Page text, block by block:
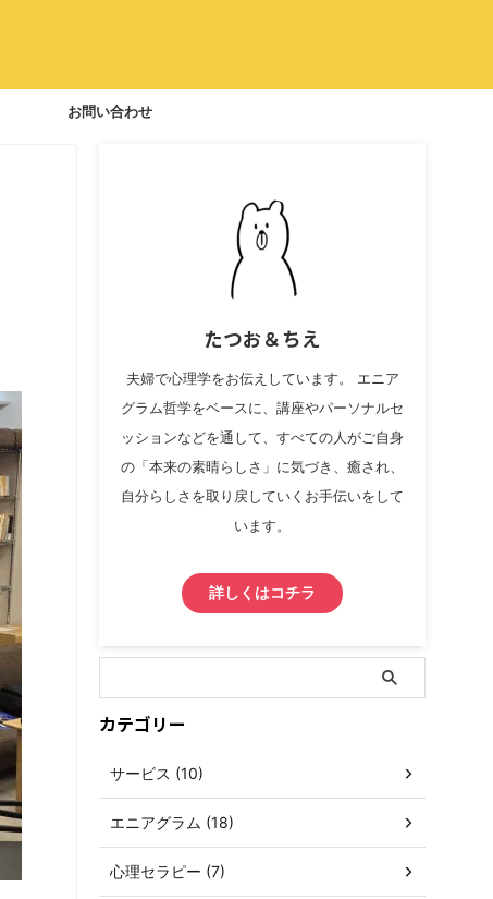
お問い合わせ
たつお＆ちえ
夫婦で心理学をお伝えしています。 エニア
グラム哲学をベースに、講座やパーソナルセ
ッションなどを通して、すべての人がご自身
の「本来の素晴らしさ」に気づき、癒され、
自分らしさを取り戻していくお手伝いをして
います。
詳しくはコチラ
カテゴリー
サービス (10)
エニアグラム (18)
心理セラピー (7)